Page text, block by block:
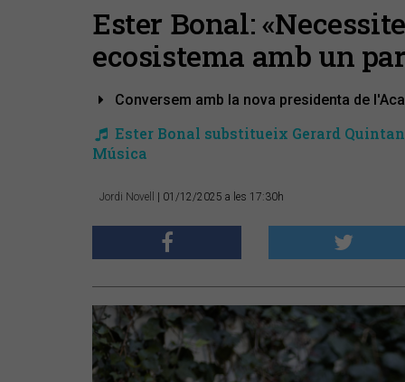
Ester Bonal:
ecosistema amb un
Conversem amb la nova presidenta de
​Ester Bonal substitueix Gerard
Música
Jordi Novell | 01/12/2025 a les 17:30h